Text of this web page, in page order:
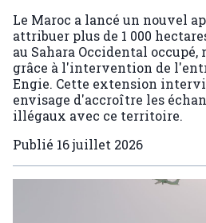
Le Maroc a lancé un nouvel
attribuer plus de 1 000
au Sahara Occidental
grâce à l'intervention de
Engie. Cette extension
envisage d'accroître les
illégaux avec ce territoire.
Publié 16 juillet 2026